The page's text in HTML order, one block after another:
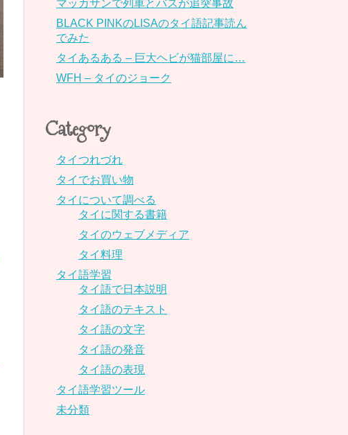
マッカサンで列車とバスが追突事故
BLACK PINKのLISAのタイ語記事読ん
でみた
タイあるある – 巨大ヘビが猫部屋に…
WFH – タイのジョーク
Category
タイつれづれ
タイでお買い物
タイについて調べる
タイに関する書籍
タイのウェブメディア
タイ料理
タイ語学習
タイ語で日本説明
タイ語のテキスト
タイ語の文字
タイ語の発音
タイ語の表現
タイ語学習ツール
未分類